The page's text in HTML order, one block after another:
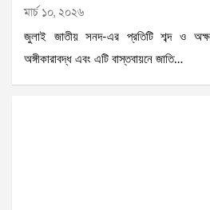
মার্চ ১০, ২০২৬
জুলাই জাতীয় সনদ-এর প্রতিটি শব্দ ও
অঙ্গীকারাবদ্ধ এবং এটি বাস্তবায়নে জাতি…